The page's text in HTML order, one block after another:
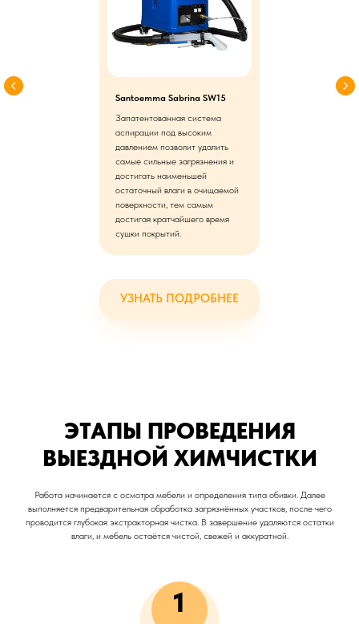
Santoemma Sabrina SW15
Запатентованная система
аспирации под высоким
давлением позволит удалить
самые сильные загрязнения и
достигать наименьшей
остаточный влаги в очищаемой
поверхности, тем самым
достигая кратчайшего время
сушки покрытий.
УЗНАТЬ ПОДРОБНЕЕ
ЭТАПЫ ПРОВЕДЕНИЯ
ВЫЕЗДНОЙ ХИМЧИСТКИ
Работа начинается с осмотра мебели и определения типа обивки. Далее
выполняется предварительная обработка загрязнённых участков, после чего
проводится глубокая экстракторная чистка. В завершение удаляются остатки
влаги, и мебель остаётся чистой, свежей и аккуратной.
1